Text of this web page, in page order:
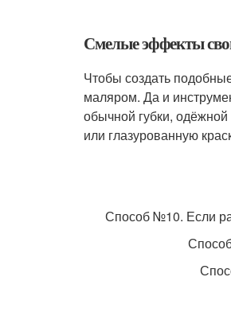
Смелые эффекты
Чтобы создать
маляром. Да и
обычной губки,
или глазурованную
Способ №10. Если